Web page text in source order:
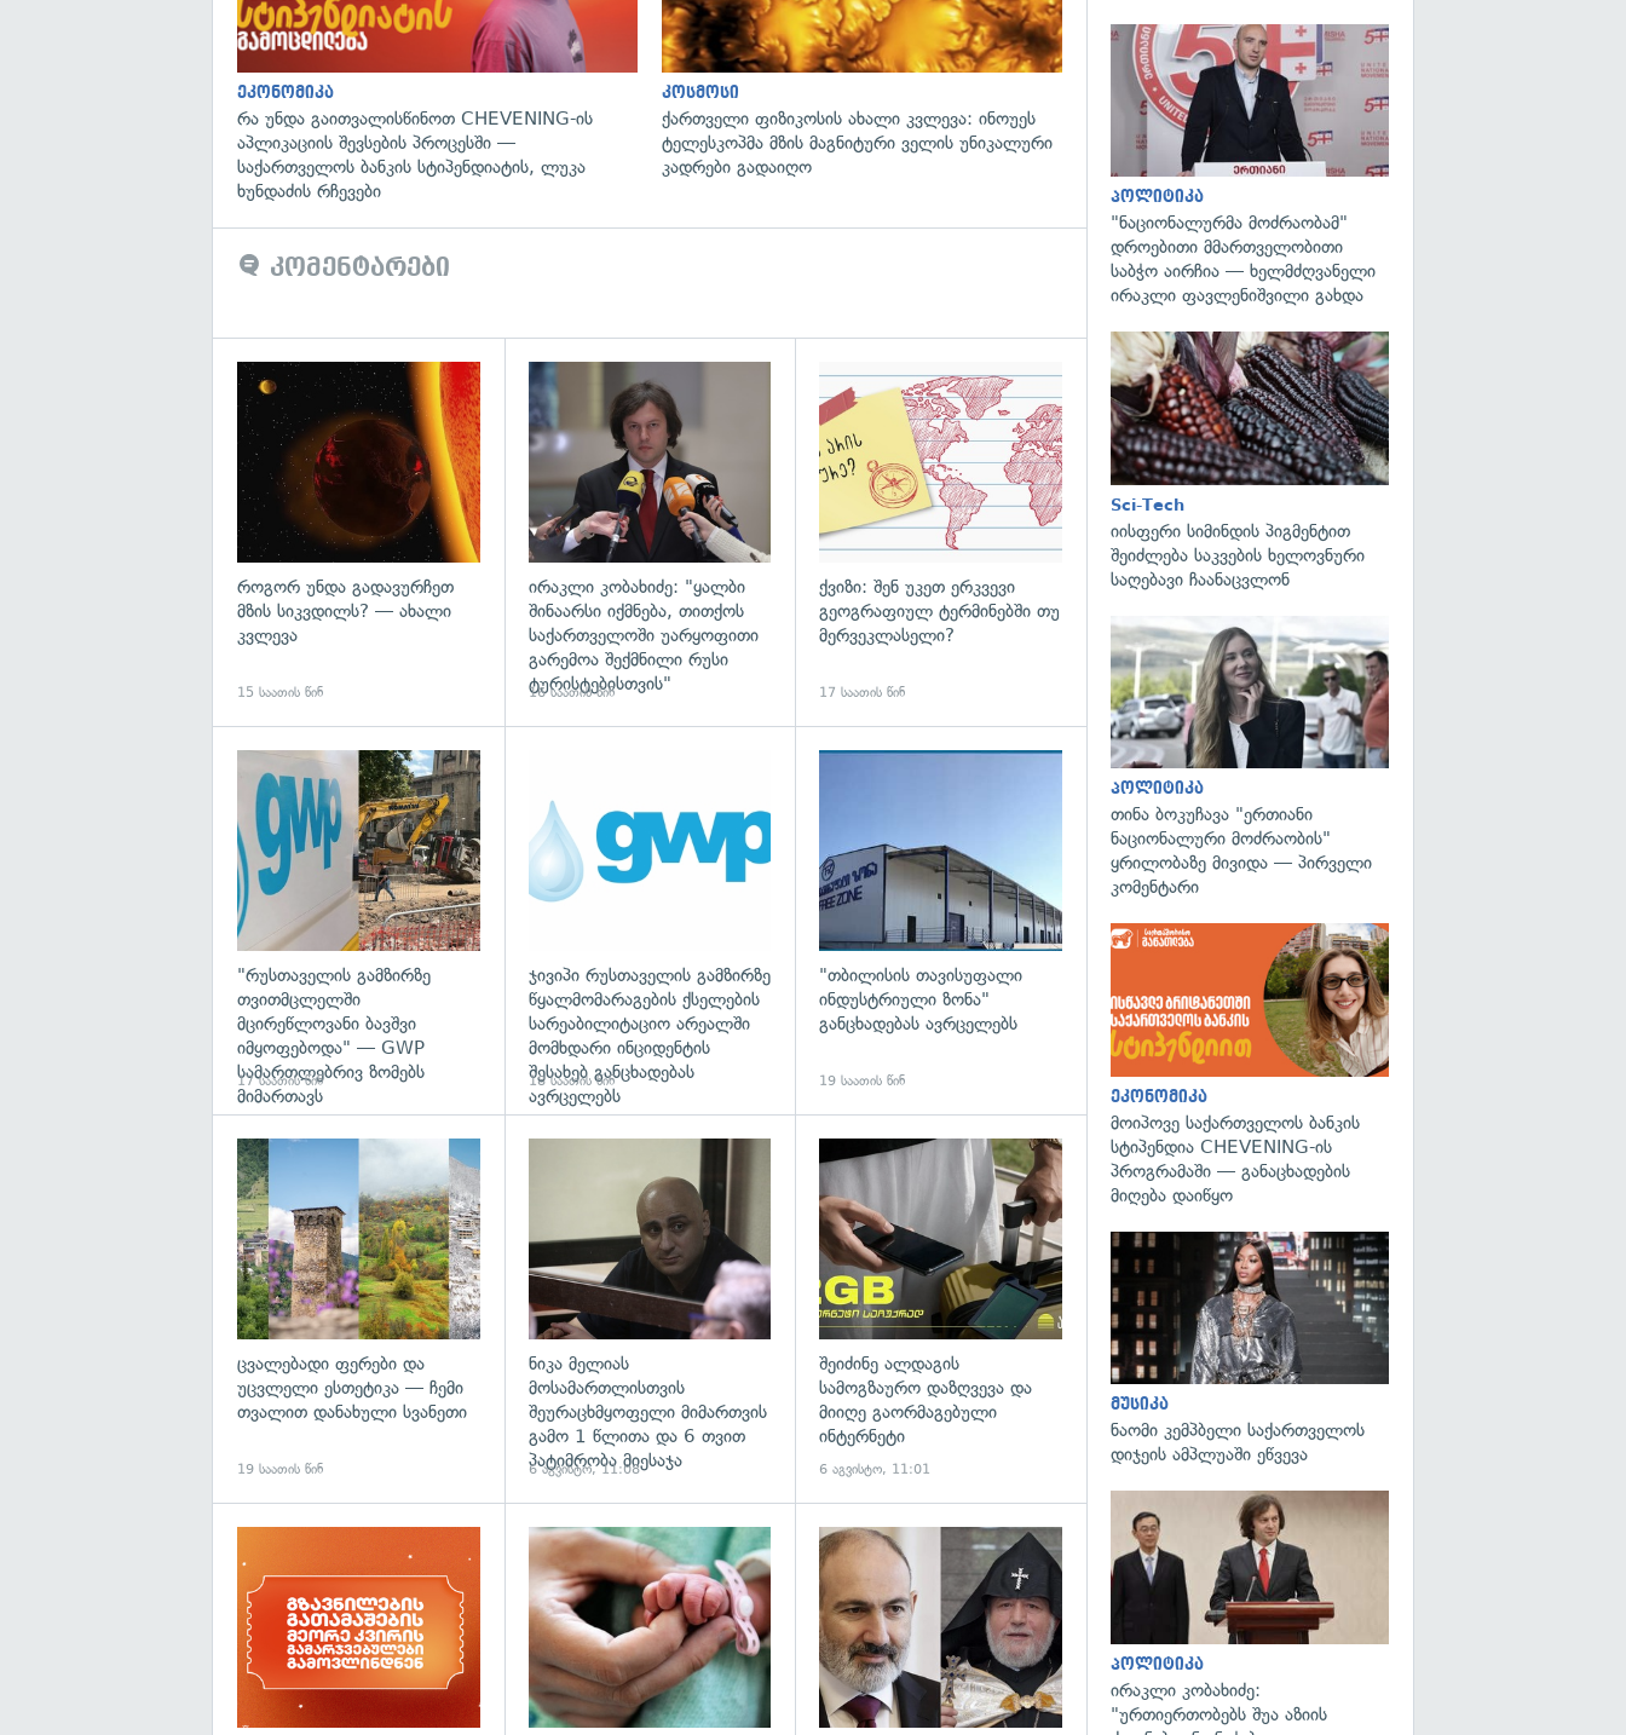
ეკონომიკა
რა უნდა გაითვალისწინოთ CHEVENING-ის
აპლიკაციის შევსების პროცესში —
საქართველოს ბანკის სტიპენდიატის, ლუკა
ხუნდაძის რჩევები
კოსმოსი
ქართველი ფიზიკოსის ახალი კვლევა: ინოუეს
ტელესკოპმა მზის მაგნიტური ველის უნიკალური
კადრები გადაიღო
კომენტარები
გადახედვა
როგორ უნდა გადავურჩეთ
მზის სიკვდილს? — ახალი
კვლევა
15 საათის წინ
გადახედვა
ირაკლი კობახიძე: "ყალბი
შინაარსი იქმნება, თითქოს
საქართველოში უარყოფითი
გარემოა შექმნილი რუსი
ტურისტებისთვის"
16 საათის წინ
ქვიზი: შენ უკეთ ერკვევი
გეოგრაფიულ ტერმინებში თუ
მერვეკლასელი?
17 საათის წინ
"რუსთაველის გამზირზე
თვითმცლელში
მცირეწლოვანი ბავშვი
იმყოფებოდა" — GWP
სამართლებრივ ზომებს
მიმართავს
17 საათის წინ
ჯივიპი რუსთაველის გამზირზე
წყალმომარაგების ქსელების
სარეაბილიტაციო არეალში
მომხდარი ინციდენტის
შესახებ განცხადებას
ავრცელებს
18 საათის წინ
"თბილისის თავისუფალი
ინდუსტრიული ზონა"
განცხადებას ავრცელებს
19 საათის წინ
ცვალებადი ფერები და
უცვლელი ესთეტიკა — ჩემი
თვალით დანახული სვანეთი
19 საათის წინ
გადახედვა
ნიკა მელიას
მოსამართლისთვის
შეურაცხმყოფელი მიმართვის
გამო 1 წლითა და 6 თვით
პატიმრობა მიესაჯა
6 აგვისტო, 11:08
შეიძინე ალდაგის
სამოგზაურო დაზღვევა და
მიიღე გაორმაგებული
ინტერნეტი
6 აგვისტო, 11:01
გადახედვა გადახედვა
პოლიტიკა
"ნაციონალურმა მოძრაობამ"
დროებითი მმართველობითი
საბჭო აირჩია — ხელმძღვანელი
ირაკლი ფავლენიშვილი გახდა
Sci-Tech
იისფერი სიმინდის პიგმენტით
შეიძლება საკვების ხელოვნური
საღებავი ჩაანაცვლონ
პოლიტიკა
თინა ბოკუჩავა "ერთიანი
ნაციონალური მოძრაობის"
ყრილობაზე მივიდა — პირველი
კომენტარი
ეკონომიკა
მოიპოვე საქართველოს ბანკის
სტიპენდია CHEVENING-ის
პროგრამაში — განაცხადების
მიღება დაიწყო
მუსიკა
ნაომი კემპბელი საქართველოს
დიჯეის ამპლუაში ეწვევა
პოლიტიკა
ირაკლი კობახიძე:
"ურთიერთობებს შუა აზიის